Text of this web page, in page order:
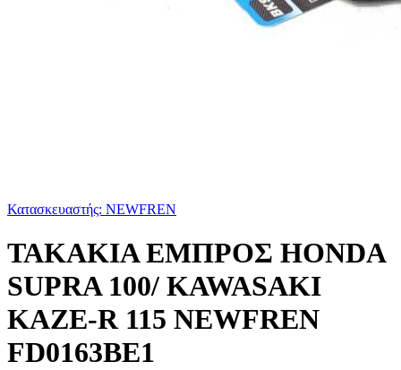
Κατασκευαστής: NEWFREN
ΤΑΚΑΚΙΑ ΕΜΠΡΟΣ HONDA
SUPRA 100/ KAWASAKI
KAZE-R 115 NEWFREN
FD0163BE1